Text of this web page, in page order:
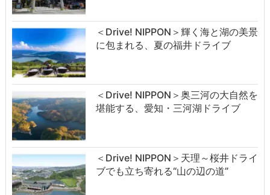
＜Drive! NIPPON＞輝く海と湖の美景
に包まれる、夏の福井ドライブ
＜Drive! NIPPON＞奥三河の大自然を
堪能する、愛知・三河湖ドライブ
＜Drive! NIPPON＞天理～桜井ドライ
ブでも立ち寄れる“山の辺の道”